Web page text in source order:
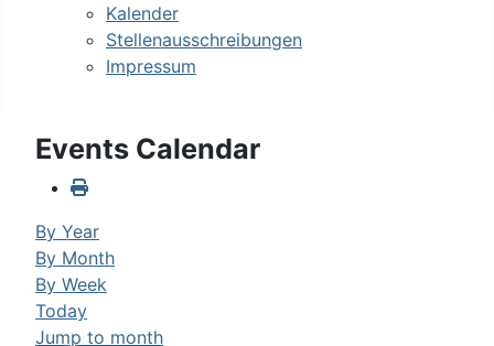
Kalender
Stellenausschreibungen
Impressum
Events Calendar
By Year
By Month
By Week
Today
Jump to month